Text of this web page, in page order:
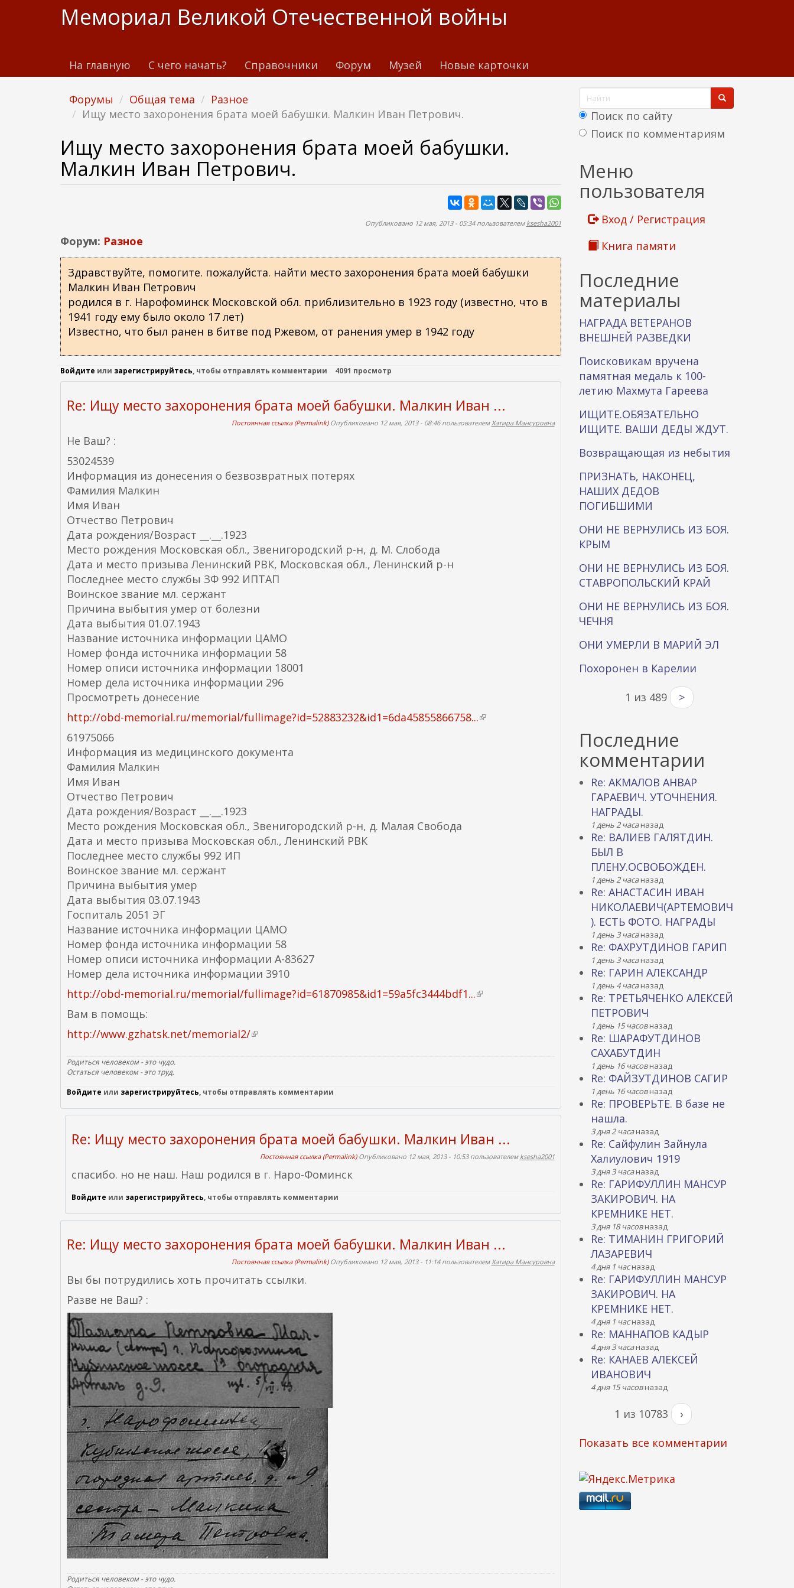
т
Мемориал Великой Отечественной войны
На главную С чего начать? Справочники Форум Музей Новые карточки
Форумы Общая тема
Разное
Ищу место захоронения брата моей бабушки. Малкин Иван Петрович.
Ищу место захоронения брата моей бабушки.
Малкин Иван Петрович.
Опубликовано 12 мая, 2013 - 05:34 пользователем ksesha2001
Форум: Разное
Здравствуйте, помогите. пожалуйста. найти место захоронения брата моей бабушки
Малкин Иван Петрович
родился в г. Нарофоминск Московской обл. приблизительно в 1923 году (известно, что в
1941 году ему было около 17 лет)
Известно, что был ранен в битве под Ржевом, от ранения умер в 1942 году
Войдите или зарегистрируйтесь, чтобы отправлять комментарии 4091 просмотр
Re: Ищу место захоронения брата моей бабушки. Малкин Иван ...
Постоянная ссылка (Permalink)Опубликовано 12 мая, 2013 - 08:46 пользователемХатира Мансуровна
Не Ваш? :
53024539
Информация из донесения о безвозвратных потерях
Фамилия Малкин
Имя Иван
Отчество Петрович
Дата рождения/Возраст __.__.1923
Место рождения Московская обл., Звенигородский р-н, д. М. Слобода
Дата и место призыва Ленинский РВК, Московская обл., Ленинский р-н
Последнее место службы ЗФ 992 ИПТАП
Воинское звание мл. сержант
Причина выбытия умер от болезни
Дата выбытия 01.07.1943
Название источника информации ЦАМО
Номер фонда источника информации 58
Номер описи источника информации 18001
Номер дела источника информации 296
Просмотреть донесение
http://obd-memorial.ru/memorial/fullimage?id=52883232&id1=6da45855866758...(
61975066
Информация из медицинского документа
Фамилия Малкин
Имя Иван
Отчество Петрович
Дата рождения/Возраст __.__.1923
Место рождения Московская обл., Звенигородский р-н, д. Малая Свобода
Дата и место призыва Московская обл., Ленинский РВК
Последнее место службы 992 ИП
Воинское звание мл. сержант
Причина выбытия умер
Дата выбытия 03.07.1943
Госпиталь 2051 ЭГ
Название источника информации ЦАМО
Номер фонда источника информации 58
Номер описи источника информации А-83627
Номер дела источника информации 3910
http://obd-memorial.ru/memorial/fullimage?id=61870985&id1=59a5fc3444bdf1...(
ш
с
ы
л
Вам в помощь:
http://www.gzhatsk.net/memorial2/(
ш
н
я
ы
л
к
Родиться человеком - это чудо.
Остаться человеком - это труд.
Войдите или зарегистрируйтесь, чтобы отправлять комментарии
Re: Ищу место захоронения брата моей бабушки. Малкин Иван ...
Постоянная ссылка (Permalink)Опубликовано 12 мая, 2013 - 10:53 пользователем ksesha2001
спасибо. но не наш. Наш родился в г. Наро-Фоминск
Войдите или зарегистрируйтесь, чтобы отправлять комментарии
Re: Ищу место захоронения брата моей бабушки. Малкин Иван ...
Постоянная ссылка (Permalink)Опубликовано 12 мая, 2013 - 11:14 пользователемХатира Мансуровна
Вы бы потрудились хоть прочитать ссылки.
Разве не Ваш? :
Родиться человеком - это чудо.
Ф
о
р
а
п
о
и
к
а
Поиск по сайту
Поиск по комментариям
Меню
пользователя
Вход / Регистрация
Книга памяти
Последние
материалы
НАГРАДА ВЕТЕРАНОВ
ВНЕШНЕЙ РАЗВЕДКИ
Поисковикам вручена
памятная медаль к 100-
летию Махмута Гареева
ИЩИТЕ.ОБЯЗАТЕЛЬНО
ИЩИТЕ. ВАШИ ДЕДЫ ЖДУТ.
Возвращающая из небытия
ПРИЗНАТЬ, НАКОНЕЦ,
НАШИХ ДЕДОВ
ПОГИБШИМИ
ОНИ НЕ ВЕРНУЛИСЬ ИЗ БОЯ.
КРЫМ
ОНИ НЕ ВЕРНУЛИСЬ ИЗ БОЯ.
СТАВРОПОЛЬСКИЙ КРАЙ
ОНИ НЕ ВЕРНУЛИСЬ ИЗ БОЯ.
ЧЕЧНЯ
ОНИ УМЕРЛИ В МАРИЙ ЭЛ
Похоронен в Карелии
1 из 489 >
Последние
комментарии
Re: АКМАЛОВ АНВАР
ГАРАЕВИЧ. УТОЧНЕНИЯ.
НАГРАДЫ.
1 день 2 часаназад
Re: ВАЛИЕВ ГАЛЯТДИН.
БЫЛ В
ПЛЕНУ.ОСВОБОЖДЕН.
1 день 2 часаназад
Re: АНАСТАСИН ИВАН
НИКОЛАЕВИЧ(АРТЕМОВИЧ
). ЕСТЬ ФОТО. НАГРАДЫ
1 день 3 часаназад
Re: ФАХРУТДИНОВ ГАРИП
1 день 3 часаназад
Re: ГАРИН АЛЕКСАНДР
1 день 4 часаназад
Re: ТРЕТЬЯЧЕНКО АЛЕКСЕЙ
ПЕТРОВИЧ
1 день 15 часовназад
Re: ШАРАФУТДИНОВ
САХАБУТДИН
1 день 16 часовназад
Re: ФАЙЗУТДИНОВ САГИР
1 день 16 часовназад
Re: ПРОВЕРЬТЕ. В базе не
нашла.
3 дня 2 часаназад
Re: Сайфулин Зайнула
Халиулович 1919
3 дня 3 часаназад
Re: ГАРИФУЛЛИН МАНСУР
ЗАКИРОВИЧ. НА
КРЕМНИКЕ НЕТ.
3 дня 18 часовназад
Re: ТИМАНИН ГРИГОРИЙ
ЛАЗАРЕВИЧ
4 дня 1 часназад
Re: ГАРИФУЛЛИН МАНСУР
ЗАКИРОВИЧ. НА
КРЕМНИКЕ НЕТ.
4 дня 1 часназад
Re: МАННАПОВ КАДЫР
4 дня 3 часаназад
Re: КАНАЕВ АЛЕКСЕЙ
ИВАНОВИЧ
4 дня 15 часовназад
1 из 10783 ›
Показать все комментарии